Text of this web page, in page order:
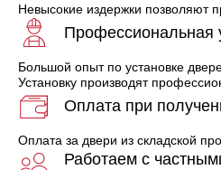
Невысокие издержки позволяют
Профессиональная
Большой опыт по установке
Установку производят
Оплата при
Оплата за двери из складской
Работаем с